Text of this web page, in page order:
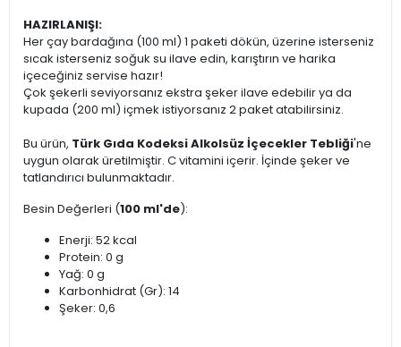
HAZIRLANIŞI:
Her çay bardağına (100 ml) 1 paketi dökün, üzerine isterseniz
sıcak isterseniz soğuk su ilave edin, karıştırın ve harika
içeceğiniz servise hazır!
Çok şekerli seviyorsanız ekstra şeker ilave edebilir ya da
kupada (200 ml) içmek istiyorsanız 2 paket atabilirsiniz.
Bu ürün, Türk Gıda Kodeksi Alkolsüz İçecekler Tebliği'ne
uygun olarak üretilmiştir. C vitamini içerir. İçinde şeker ve
tatlandırıcı bulunmaktadır.
Besin Değerleri (100 ml'de):
Enerji: 52 kcal
Protein: 0 g
Yağ: 0 g
Karbonhidrat (Gr): 14
Şeker: 0,6